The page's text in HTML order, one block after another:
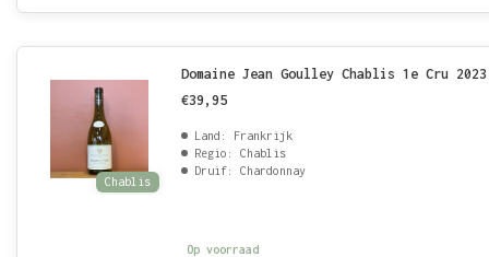
Chablis
Domaine Jean Goulley Chablis 1e Cru 2023
€39,95
Land: Frankrijk
Regio: Chablis
Druif: Chardonnay
Op voorraad